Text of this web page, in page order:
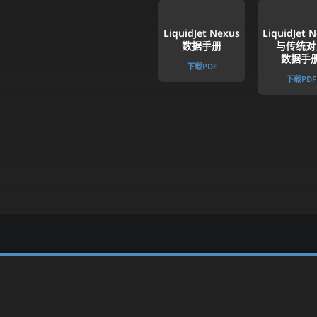
LiquidJet Nexus
数据手册
下载PDF​
LiquidJet
与传统
数据手
下载PDF​